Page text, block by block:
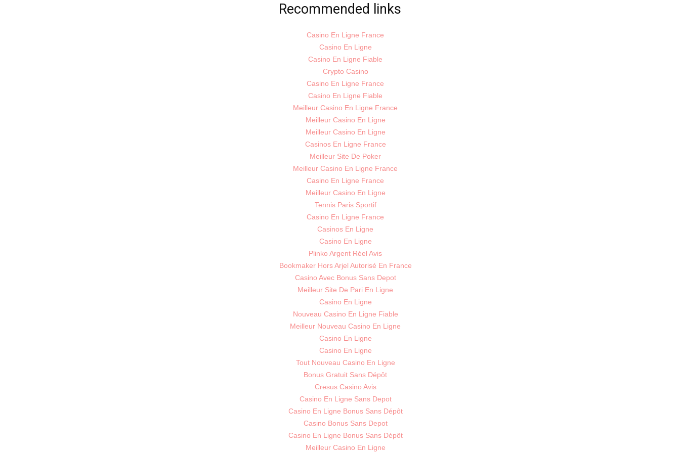
Recommended links
Casino En Ligne France
Casino En Ligne
Casino En Ligne Fiable
Crypto Casino
Casino En Ligne France
Casino En Ligne Fiable
Meilleur Casino En Ligne France
Meilleur Casino En Ligne
Meilleur Casino En Ligne
Casinos En Ligne France
Meilleur Site De Poker
Meilleur Casino En Ligne France
Casino En Ligne France
Meilleur Casino En Ligne
Tennis Paris Sportif
Casino En Ligne France
Casinos En Ligne
Casino En Ligne
Plinko Argent Réel Avis
Bookmaker Hors Arjel Autorisé En France
Casino Avec Bonus Sans Depot
Meilleur Site De Pari En Ligne
Casino En Ligne
Nouveau Casino En Ligne Fiable
Meilleur Nouveau Casino En Ligne
Casino En Ligne
Casino En Ligne
Tout Nouveau Casino En Ligne
Bonus Gratuit Sans Dépôt
Cresus Casino Avis
Casino En Ligne Sans Depot
Casino En Ligne Bonus Sans Dépôt
Casino Bonus Sans Depot
Casino En Ligne Bonus Sans Dépôt
Meilleur Casino En Ligne